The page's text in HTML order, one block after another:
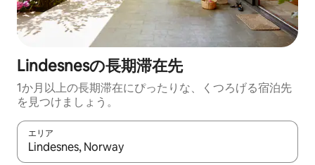
Lindesnesの長期滞在先
1か月以上の長期滞在にぴったりな、くつろげる宿泊先
を見つけましょう。
エリア
検索結果が表示されたら、上下の矢印キーを使って移動するか